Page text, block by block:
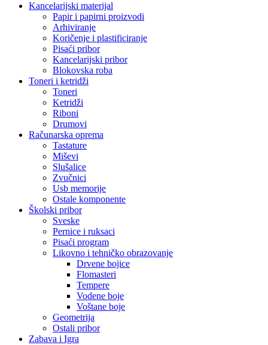
Kancelarijski materijal
Papir i papirni proizvodi
Arhiviranje
Koričenje i plastificiranje
Pisaći pribor
Kancelarijski pribor
Blokovska roba
Toneri i ketridži
Toneri
Ketridži
Riboni
Drumovi
Računarska oprema
Tastature
Miševi
Slušalice
Zvučnici
Usb memorije
Ostale komponente
Školski pribor
Sveske
Pernice i ruksaci
Pisaći program
Likovno i tehničko obrazovanje
Drvene bojice
Flomasteri
Tempere
Vodene boje
Voštane boje
Geometrija
Ostali pribor
Zabava i Igra